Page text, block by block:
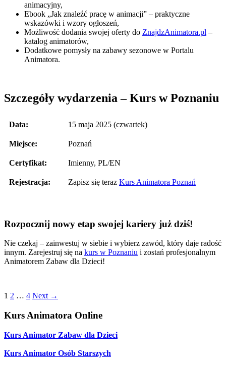
animacyjny,
Ebook „Jak znaleźć pracę w animacji” – praktyczne
wskazówki i wzory ogłoszeń,
Możliwość dodania swojej oferty do ZnajdzAnimatora.pl –
katalog animatorów,
Dodatkowe pomysły na zabawy sezonowe w Portalu
Animatora.
Szczegóły wydarzenia – Kurs w Poznaniu
Data: 15 maja 2025 (czwartek)
Miejsce: Poznań
Certyfikat: Imienny, PL/EN
Rejestracja: Zapisz się teraz Kurs Animatora Poznań
Rozpocznij nowy etap swojej kariery już dziś!
Nie czekaj – zainwestuj w siebie i wybierz zawód, który daje radość
innym. Zarejestruj się na kurs w Poznaniu i zostań profesjonalnym
Animatorem Zabaw dla Dzieci!
1 2 … 4 Next →
Kurs Animatora Online
Kurs Animator Zabaw dla Dzieci
Kurs Animator Osób Starszych